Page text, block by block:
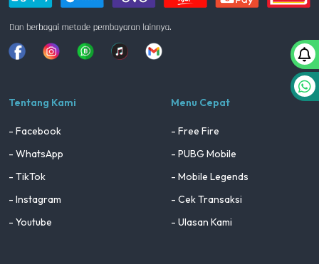
FacebookInstagramWhatsapp
Tiktok youtube
Tentang Kami
- Facebook
- WhatsApp
- TikTok
- Instagram
- Youtube
Menu Cepat
- Free Fire
- PUBG Mobile
- Mobile Legends
- Cek Transaksi
- Ulasan Kami